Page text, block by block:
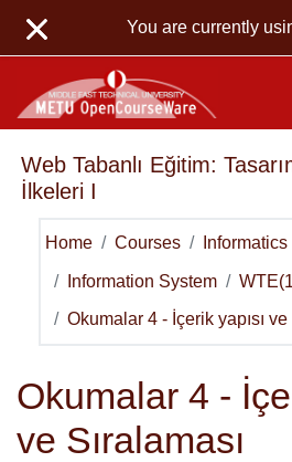
You are currently
Web Tabanlı Eğitim:
İlkeleri I
Home Courses Informatics
Information System
Okumalar 4 - İçerik yapısı ve
Okumalar 4 -
ve Sıralaması